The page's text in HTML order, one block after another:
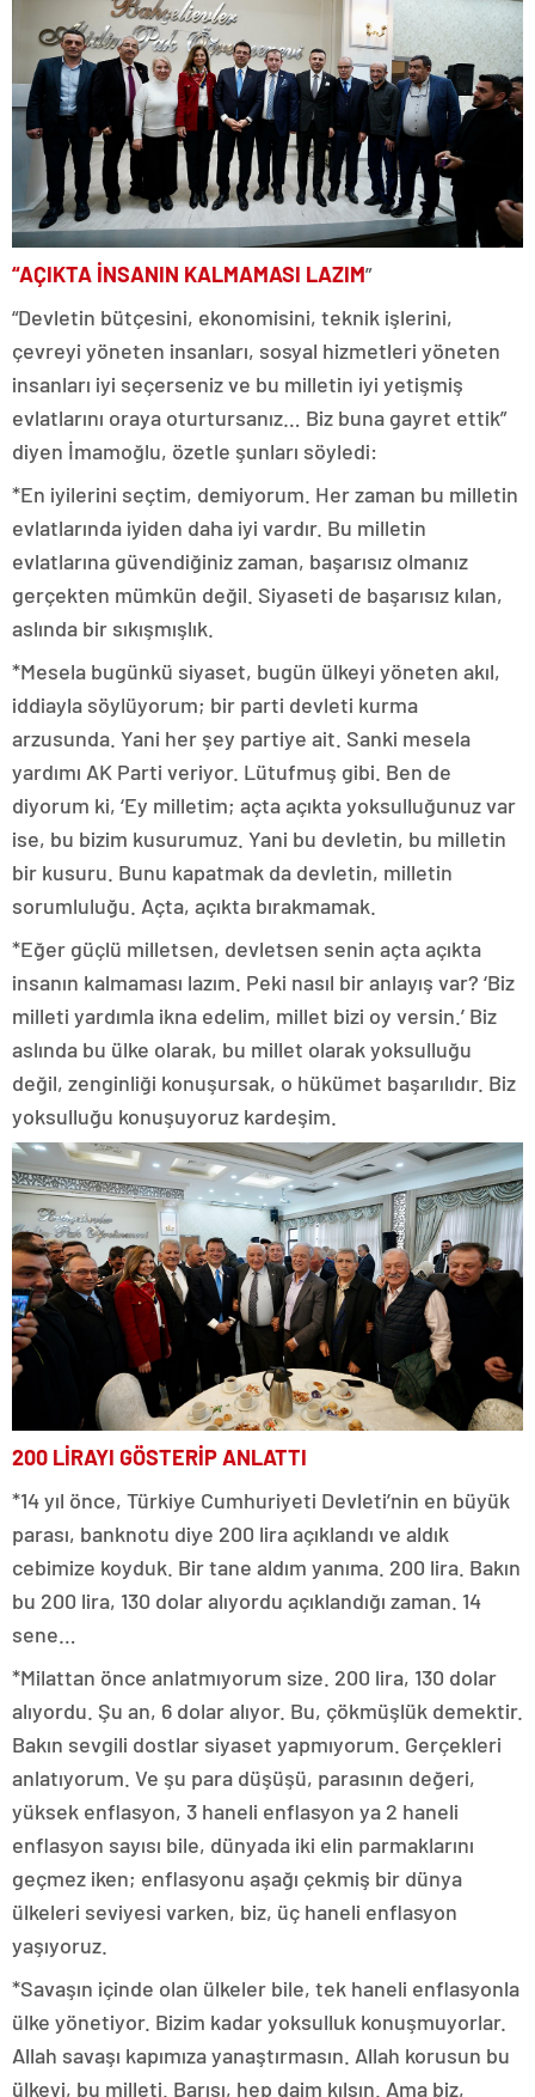
“AÇIKTA İNSANIN KALMAMASI LAZIM”
“Devletin bütçesini, ekonomisini, teknik işlerini,
çevreyi yöneten insanları, sosyal hizmetleri yöneten
insanları iyi seçerseniz ve bu milletin iyi yetişmiş
evlatlarını oraya oturtursanız… Biz buna gayret ettik”
diyen İmamoğlu, özetle şunları söyledi:
*En iyilerini seçtim, demiyorum. Her zaman bu milletin
evlatlarında iyiden daha iyi vardır. Bu milletin
evlatlarına güvendiğiniz zaman, başarısız olmanız
gerçekten mümkün değil. Siyaseti de başarısız kılan,
aslında bir sıkışmışlık.
*Mesela bugünkü siyaset, bugün ülkeyi yöneten akıl,
iddiayla söylüyorum; bir parti devleti kurma
arzusunda. Yani her şey partiye ait. Sanki mesela
yardımı AK Parti veriyor. Lütufmuş gibi. Ben de
diyorum ki, ‘Ey milletim; açta açıkta yoksulluğunuz var
ise, bu bizim kusurumuz. Yani bu devletin, bu milletin
bir kusuru. Bunu kapatmak da devletin, milletin
sorumluluğu. Açta, açıkta bırakmamak.
*Eğer güçlü milletsen, devletsen senin açta açıkta
insanın kalmaması lazım. Peki nasıl bir anlayış var? ‘Biz
milleti yardımla ikna edelim, millet bizi oy versin.’ Biz
aslında bu ülke olarak, bu millet olarak yoksulluğu
değil, zenginliği konuşursak, o hükümet başarılıdır. Biz
yoksulluğu konuşuyoruz kardeşim.
200 LİRAYI GÖSTERİP ANLATTI
*14 yıl önce, Türkiye Cumhuriyeti Devleti’nin en büyük
parası, banknotu diye 200 lira açıklandı ve aldık
cebimize koyduk. Bir tane aldım yanıma. 200 lira. Bakın
bu 200 lira, 130 dolar alıyordu açıklandığı zaman. 14
sene…
*Milattan önce anlatmıyorum size. 200 lira, 130 dolar
alıyordu. Şu an, 6 dolar alıyor. Bu, çökmüşlük demektir.
Bakın sevgili dostlar siyaset yapmıyorum. Gerçekleri
anlatıyorum. Ve şu para düşüşü, parasının değeri,
yüksek enflasyon, 3 haneli enflasyon ya 2 haneli
enflasyon sayısı bile, dünyada iki elin parmaklarını
geçmez iken; enflasyonu aşağı çekmiş bir dünya
ülkeleri seviyesi varken, biz, üç haneli enflasyon
yaşıyoruz.
*Savaşın içinde olan ülkeler bile, tek haneli enflasyonla
ülke yönetiyor. Bizim kadar yoksulluk konuşmuyorlar.
Allah savaşı kapımıza yanaştırmasın. Allah korusun bu
ülkeyi, bu milleti. Barışı, hep daim kılsın. Ama biz,